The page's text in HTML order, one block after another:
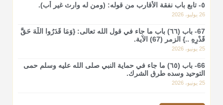
٥- تابع باب نفقة الأقارب من قوله: (ومن له وارث غير أب).
26 يوليو، 2026
67- باب (٦٦) باب ما جاء في قول الله تعالى: {وَمَا قَدَرُوا اللَّهَ حَقَّ
قَدْرِهِ ..} الزمر (67) الآية.
25 يونيو، 2026
66- باب (٦٥) ما جاء في حماية النبي صلى الله عليه وسلم حمى
التوحيد وسده طرق الشرك.
25 يونيو، 2026